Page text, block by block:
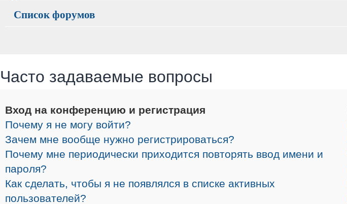
Список форумов
Часто задаваемые вопросы
Вход на конференцию и регистрация
Почему я не могу войти?
Зачем мне вообще нужно регистрироваться?
Почему мне периодически приходится повторять ввод имени и
пароля?
Как сделать, чтобы я не появлялся в списке активных
пользователей?